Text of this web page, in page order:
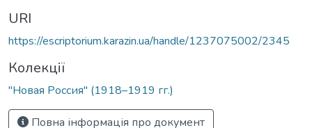
URI
https://escriptorium.karazin.ua/handle/1237075002/2345
Колекції
"Новая Россия" (1918–1919 гг.)
Повна інформація про документ